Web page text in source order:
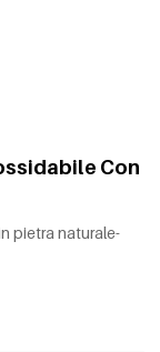
Con
pietra naturale-